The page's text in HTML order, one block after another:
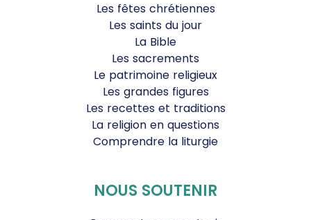
Les fêtes chrétiennes
Les saints du jour
La Bible
Les sacrements
Le patrimoine religieux
Les grandes figures
Les recettes et traditions
La religion en questions
Comprendre la liturgie
NOUS SOUTENIR